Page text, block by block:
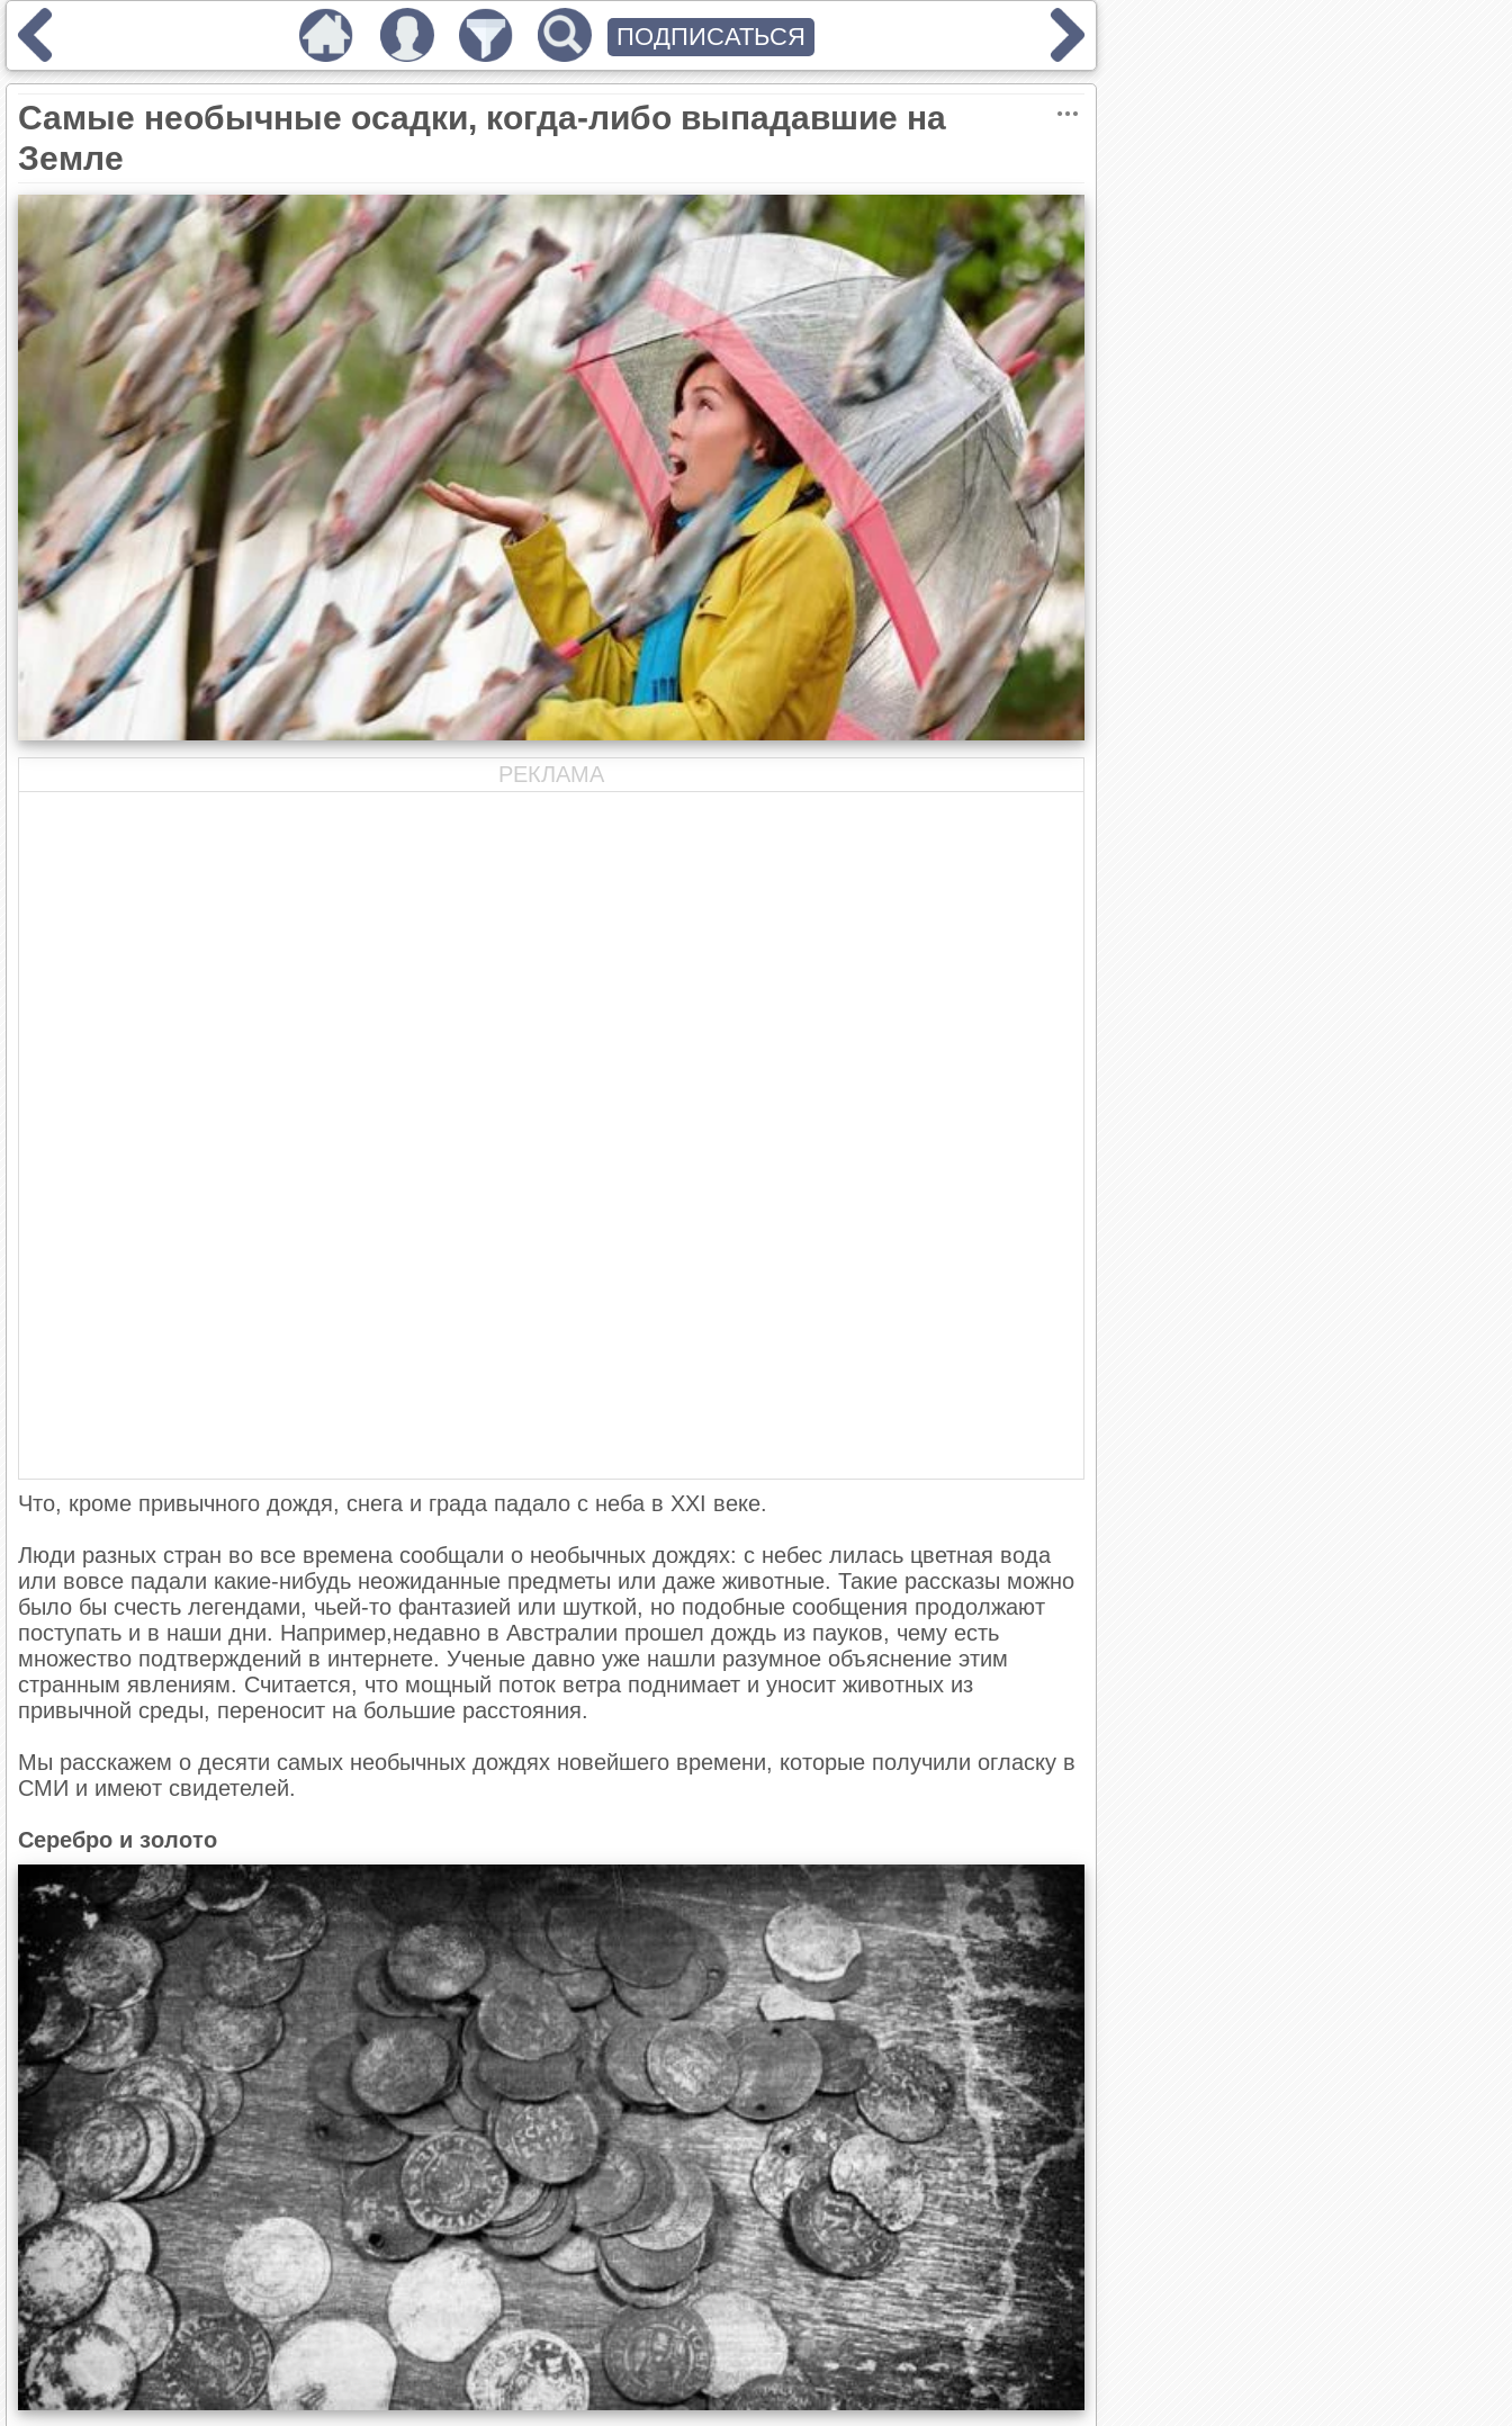
Самые необычные осадки, когда-либо выпадавшие на
Земле
РЕКЛАМА
Что, кроме привычного дождя, снега и града падало с неба в XXI веке.
Люди разных стран во все времена сообщали о необычных дождях: с небес лилась цветная вода
или вовсе падали какие-нибудь неожиданные предметы или даже животные. Такие рассказы можно
было бы счесть легендами, чьей-то фантазией или шуткой, но подобные сообщения продолжают
поступать и в наши дни. Например,недавно в Австралии прошел дождь из пауков, чему есть
множество подтверждений в интернете. Ученые давно уже нашли разумное объяснение этим
странным явлениям. Считается, что мощный поток ветра поднимает и уносит животных из
привычной среды, переносит на большие расстояния.
Мы расскажем о десяти самых необычных дождях новейшего времени, которые получили огласку в
СМИ и имеют свидетелей.
Серебро и золото
ПОДПИСАТЬСЯ